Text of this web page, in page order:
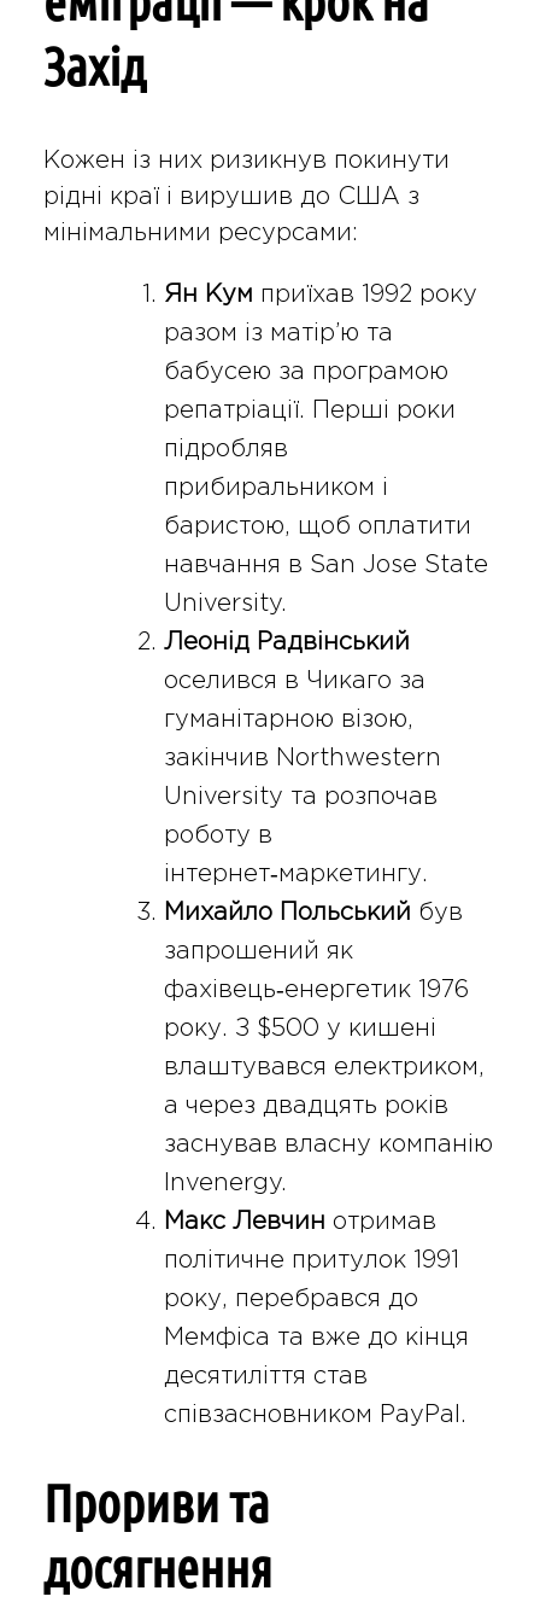
Захід
Кожен із них ризикнув покинути
рідні краї і вирушив до США з
мінімальними ресурсами:
Ян Кум приїхав 1992 року
разом із матір’ю та
бабусею за програмою
репатріації. Перші роки
підробляв
прибиральником і
баристою, щоб оплатити
навчання в San Jose State
University.
Леонід Радвінський
оселився в Чикаго за
гуманітарною візою,
закінчив Northwestern
University та розпочав
роботу в
інтернет‑маркетингу.
Михайло Польський був
запрошений як
фахівець‑енергетик 1976
року. З $500 у кишені
влаштувався електриком,
а через двадцять років
заснував власну компанію
Invenergy.
Макс Левчин отримав
політичне притулок 1991
року, перебрався до
Мемфіса та вже до кінця
десятиліття став
співзасновником PayPal.
Прориви та
досягнення